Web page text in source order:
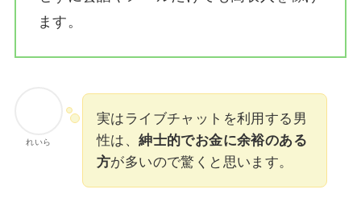
ます。
れいら
実はライブチャットを利用する男
性は、紳士的でお金に余裕のある
方が多いので驚くと思います。